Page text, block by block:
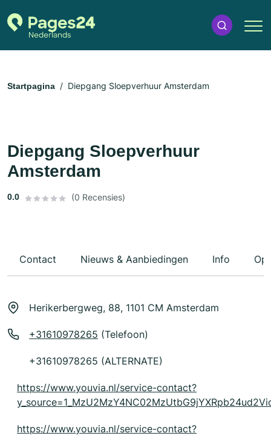
Startpagina Diepgang Sloepverhuur Amsterdam
Diepgang Sloepverhuur
Amsterdam
0.0 (0 Recensies)
Contact Nieuws & Aanbiedingen Info
Herikerbergweg, 88, 1101 CM Amsterdam
+31610978265 (Telefoon)
+31610978265 (ALTERNATE)
https://www.youvia.nl/service-contact?
https://www.youvia.nl/service-contact?